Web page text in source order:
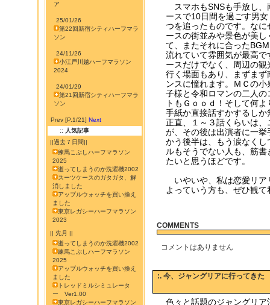
ア
25/01/26
第22回新宿シティハーフマラ
ソン
24/11/26
小江戸川越ハーフマラソン
2024
24/01/29
第21回新宿シティハーフマラ
ソン
Prev [P.1/21] Next
:: 人気記事
||過去７日間||
練馬こぶしハーフマラソン
2025
逝ってしまうのか洗濯機2002
スーツケースのガタガタ、解
消しました
アップルウォッチを買い換え
ました
東京レガシーハーフマラソン
2023
|| 先月 ||
逝ってしまうのか洗濯機2002
練馬こぶしハーフマラソン
2025
アップルウォッチを買い換え
ました
トレッドミルシミュレータ
ー Ver1.00
東京レガシーハーフマラソン
スマホもSNSも手放し、
ースで10日間を過ごす男
つを追ったものです。なに
ースの街並みや景色が美し
て、またそれに合った
流れていて雰囲気が最高で
ースだけでなく、周辺の観
行く場面もあり、まずまず
ンスに憧れます。ＭＣの小
子様と令和ロマンの二人の
トもＧｏｏｄ！そして何
手紙か直接話すかするし
正直、１～３話くらいは
が、その後は出演者に一
かう後半は、もう涙なく
ルもそうでない人も、筋
たいと思うほどです。
いやいや、私は恋愛リア
よっていう方も、ぜひ観
COMMENTS
コメントはありません
:. 今、ジャングリアに行ってきた
色々と話題のジャングリア